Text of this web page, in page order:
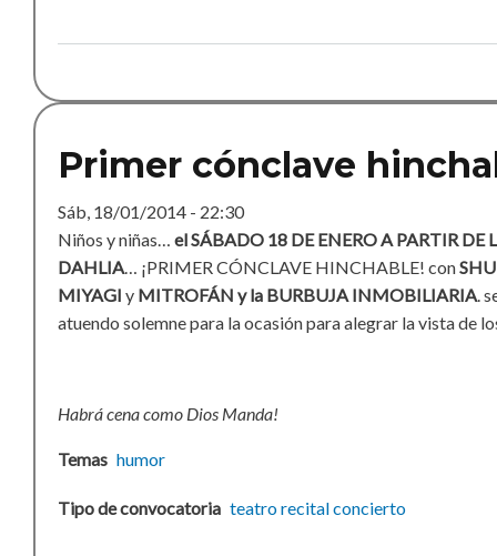
Primer cónclave
Sáb, 18/01/2014 - 22:30
Niños y niñas… el SÁBADO 18 DE ENERO A PARTIR DE
DAHLIA … ¡PRIMER CÓNCLAVE HINCHABLE! con
MIYAGI y MITROFÁN y la BURBUJA INMOBILIARIA .
atuendo solemne para la ocasión para alegrar la vista de
Habrá cena como Dios Manda!
Temas humor
Tipo de convocatoria teatrorecitalconcierto